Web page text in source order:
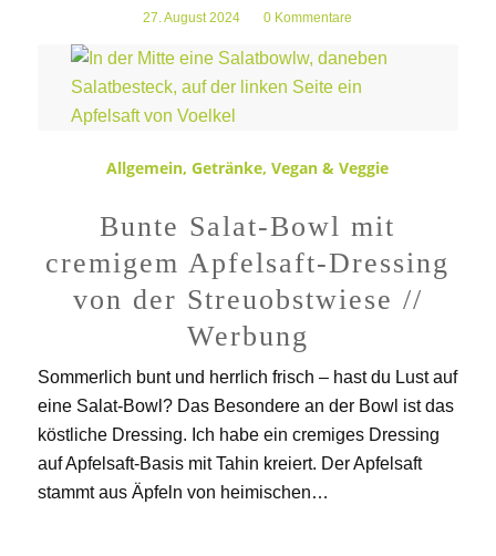
27. August 2024
/ 0 Kommentare
Allgemein,Getränke,Vegan & Veggie
Bunte Salat-Bowl mit
cremigem Apfelsaft-Dressing
von der Streuobstwiese //
Werbung
Sommerlich bunt und herrlich frisch – hast du Lust auf
eine Salat-Bowl? Das Besondere an der Bowl ist das
köstliche Dressing. Ich habe ein cremiges Dressing
auf Apfelsaft-Basis mit Tahin kreiert. Der Apfelsaft
stammt aus Äpfeln von heimischen…